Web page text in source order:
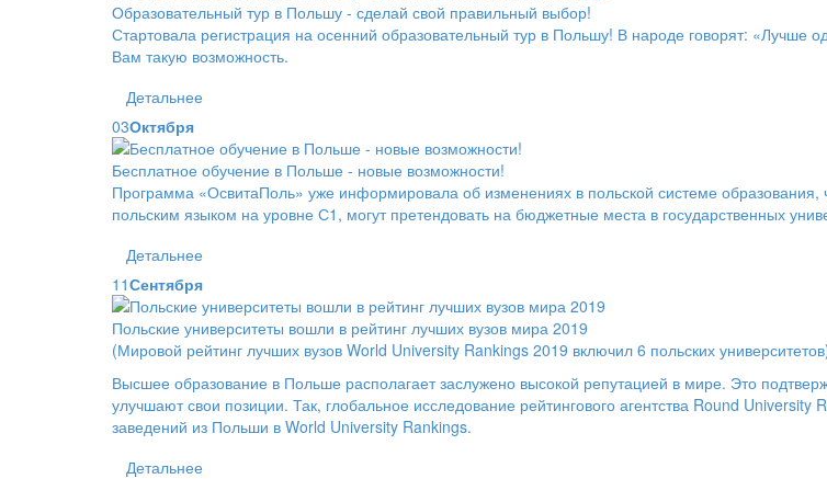
Образовательный тур в Польшу - сделай свой правильный выбор!
Стартовала регистрация на осенний образовательный тур в Польшу! В народе говорят: «Лучше
Вам такую возможность.
Детальнее
03Октября
Бесплатное обучение в Польше - новые возможности!
Программа «ОсвитаПоль» уже информировала об изменениях в польской системе
польским языком на уровне С1, могут претендовать на бюджетные места в государственных
Детальнее
11Сентября
Польские университеты вошли в рейтинг лучших вузов мира 2019
(Мировой рейтинг лучших вузов World University Rankings 2019 включил 6 польских
Высшее образование в Польше располагает заслужено высокой репутацией в мире. Это
улучшают свои позиции. Так, глобальное исследование рейтингового агентства Round
заведений из Польши в World University Rankings.
Детальнее